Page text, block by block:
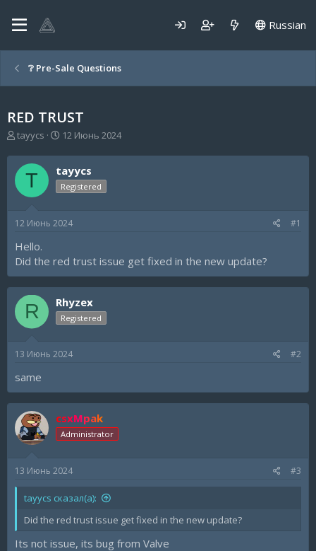
Russian
❔ Pre-Sale Questions
RED TRUST
А
т
о
р
т
м
tayycs
Д
т
а
н
а
12 Июнь 2024
T tayycs
Registered
12 Июнь 2024 #1
Hello.
Did the red trust issue get fixed in the new update?
R Rhyzex
Registered
13 Июнь 2024 #2
same
csxMpak
Administrator
13 Июнь 2024 #3
tayycs сказал(а):
Did the red trust issue get fixed in the new update?
Its not issue, its bug from Valve